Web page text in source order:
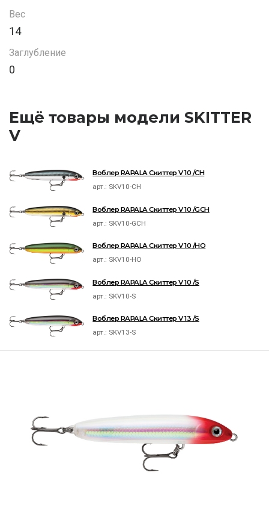
Вес
14
Заглубление
0
Ещё товары модели SKITTER
V
Воблер RAPALA Скиттер V 10 /CH
арт.: SKV10-CH
Воблер RAPALA Скиттер V 10 /GCH
арт.: SKV10-GCH
Воблер RAPALA Скиттер V 10 /HO
арт.: SKV10-HO
Воблер RAPALA Скиттер V 10 /S
арт.: SKV10-S
Воблер RAPALA Скиттер V 13 /S
арт.: SKV13-S